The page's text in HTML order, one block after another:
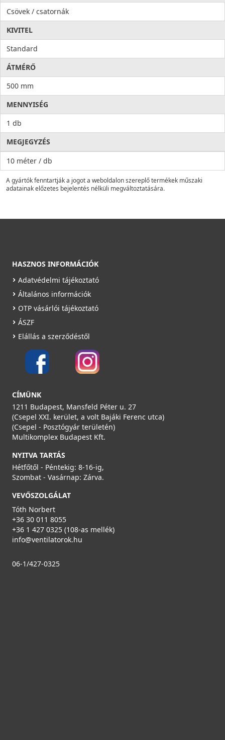
Csövek / csatornák
KIVITEL
Standard
ÁTMÉRŐ
500 mm
MENNYISÉG
1 db
MEGJEGYZÉS
10 méter / db
A gyártók fenntartják a jogot a weboldalon szereplő termékek műszaki
adatainak előzetes bejelentés nélküli megváltoztatására.
HASZNOS INFORMÁCIÓK
Adatvédelmi tájékoztató
Általános információk
OTP vásárlói tájékoztató
ÁSZF
Elállás a szerződéstől
CÍMÜNK
1211 Budapest, Mansfeld Péter u. 27
(Csepel XXI. kerület, a volt Bajáki Ferenc utca)
(Csepel - Posztógyár területén)
Multikomplex Budapest Kft.
NYITVA TARTÁS
Hétfőtől - Péntekig: 8-16-ig,
Szombat - Vasárnap: Zárva.
VEVŐSZOLGÁLAT
Tóth Norbert
+36 30 011 8055
+36 1 427 0325 (108-as mellék)
info@ventilatorok.hu
06-1/427-0325